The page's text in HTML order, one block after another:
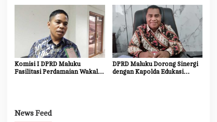
Kodam
Objektif dan Bebas Titipan
Komisi I DPRD Maluku
Fasilitasi Perdamaian Wakal-
DPRD Maluku Dorong Sinergi
dengan Kapolda Edukasi
News Feed